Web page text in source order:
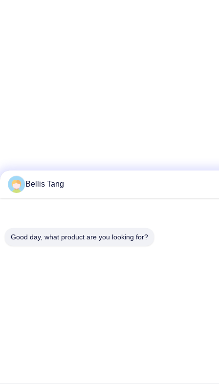
Bellis Tang
Good day, what product are you looking for?